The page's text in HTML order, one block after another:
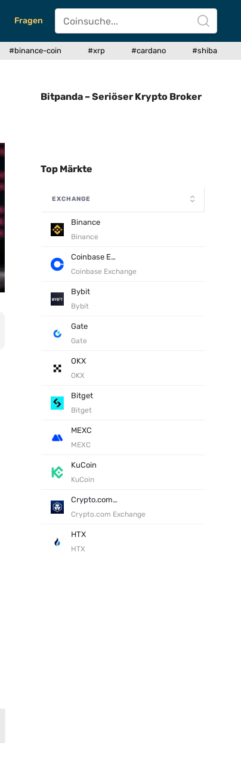
Fragen
#binance-coin #xrp #cardano #shiba
Bitpanda – Seriöser Krypto Broker
Top Märkte
EXCHANGE
Binance
Binance
Coinbase Exchange
Coinbase Exchange
Bybit
Bybit
Gate
Gate
OKX
OKX
Bitget
Bitget
MEXC
MEXC
KuCoin
KuCoin
Crypto.com Exchange
Crypto.com Exchange
HTX
HTX